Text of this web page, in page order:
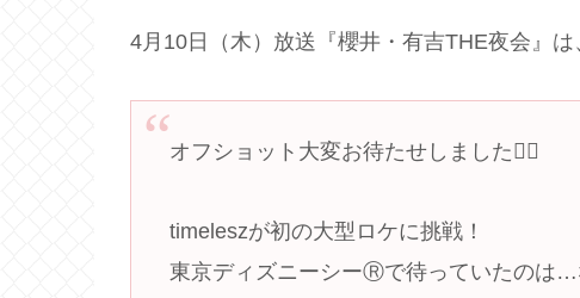
4月10日（木）放送『櫻井・有吉THE夜会』
オフショット大変お待たせしました🙇‍♀️
timeleszが初の大型ロケに挑戦！
東京ディズニーシーⓇで待っていたのは…